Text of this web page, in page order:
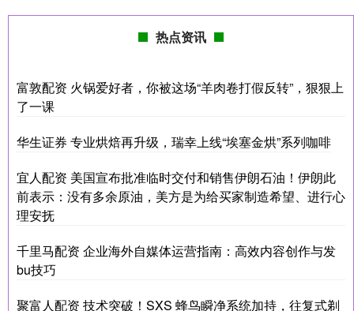
热点资讯
富敦配资 火锅爱好者，你被这场“羊肉卷打假反转”，狠狠上
了一课
华生证券 专业烘焙再升级，瑞幸上线“埃塞金烘”系列咖啡
宜人配资 美国宣布批准临时交付和销售伊朗石油！伊朗此
前表示：没有多余原油，美方是为给买家制造希望、进行心
理安抚
千里马配资 企业海外自媒体运营指南：高效内容创作与发
bu技巧
聚富人配资 技术突破！SXS 蜂鸟瞬净系统加持，往复式剃